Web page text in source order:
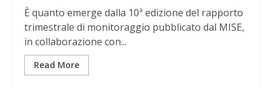
È quanto emerge dalla 10ª edizione del rapporto
trimestrale di monitoraggio pubblicato dal MISE,
in collaborazione con...
Read More